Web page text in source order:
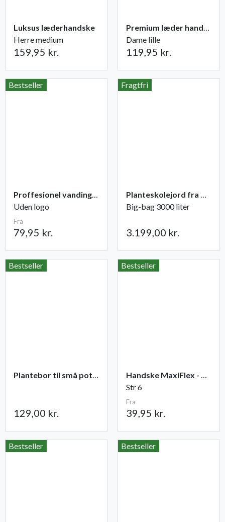
Luksus læderhandske
Herre medium
159,95 kr.
Premium læder handske Flutter
Dame lille
119,95 kr.
Bestseller
Proffesionel vandingspose 100 liter
Uden logo
Fra
79,95 kr.
Fragtfri
Planteskolejord fra Champost
Big-bag 3000 liter
3.199,00 kr.
Bestseller
Plantebor til små potter
129,00 kr.
Bestseller
Handske MaxiFlex - Ultimate
Str 6
Fra
39,95 kr.
Bestseller Bestseller